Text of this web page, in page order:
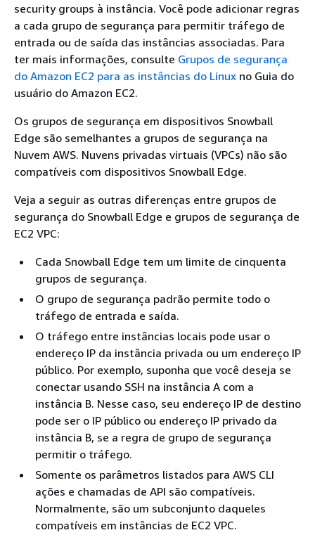
security groups à instância. Você pode adicionar regras
a cada grupo de segurança para permitir tráfego de
entrada ou de saída das instâncias associadas. Para
ter mais informações, consulte Grupos de segurança
do Amazon EC2 para as instâncias do Linux no Guia do
usuário do Amazon EC2.
Os grupos de segurança em dispositivos Snowball
Edge são semelhantes a grupos de segurança na
Nuvem AWS. Nuvens privadas virtuais (VPCs) não são
compatíveis com dispositivos Snowball Edge.
Veja a seguir as outras diferenças entre grupos de
segurança do Snowball Edge e grupos de segurança de
EC2 VPC:
Cada Snowball Edge tem um limite de cinquenta
grupos de segurança.
O grupo de segurança padrão permite todo o
tráfego de entrada e saída.
O tráfego entre instâncias locais pode usar o
endereço IP da instância privada ou um endereço IP
público. Por exemplo, suponha que você deseja se
conectar usando SSH na instância A com a
instância B. Nesse caso, seu endereço IP de destino
pode ser o IP público ou endereço IP privado da
instância B, se a regra de grupo de segurança
permitir o tráfego.
Somente os parâmetros listados para AWS CLI
ações e chamadas de API são compatíveis.
Normalmente, são um subconjunto daqueles
compatíveis em instâncias de EC2 VPC.